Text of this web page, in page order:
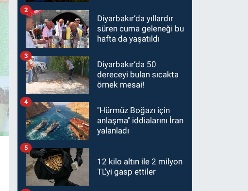
Diyarbakır’da yıllardır
süren cuma geleneği bu
hafta da yaşatıldı
2
Diyarbakır’da 50
dereceyi bulan sıcakta
örnek mesai!
3
"Hürmüz Boğazı için
anlaşma" iddialarını İran
yalanladı
4
12 kilo altın ile 2 milyon
TL’yi gasp ettiler
5